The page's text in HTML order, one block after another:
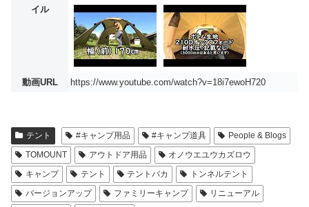
イル
動画URL https://www.youtube.com/watch?v=18i7ewoH720
テント #キャンプ用品 #キャンプ道具
People & Blogs
TOMOUNT
アウトドア用品
オノウエユウカズロウ
キャンプ
テント テントバカ
トンネルテント
バージョンアップ
ファミリーキャンプ
リニューアル